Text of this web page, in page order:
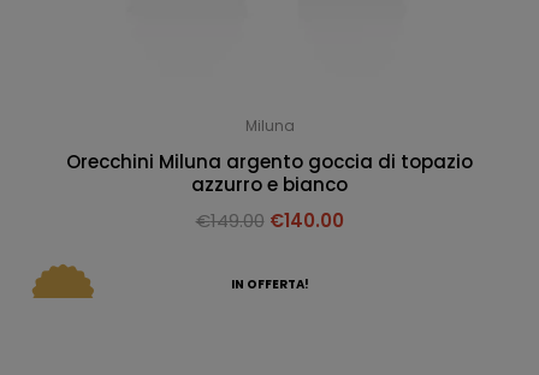
Miluna
Orecchini Miluna argento goccia di topazio
azzurro e bianco
€149.00 €140.00
IN OFFERTA!